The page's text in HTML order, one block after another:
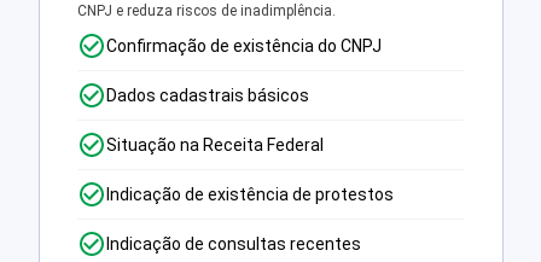
CNPJ e reduza riscos de inadimplência.
Confirmação de existência do CNPJ
Dados cadastrais básicos
Situação na Receita Federal
Indicação de existência de protestos
Indicação de consultas recentes